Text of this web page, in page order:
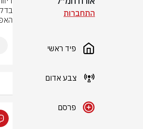
התחברות
פיד ראשי
צבע אדום
פרסם